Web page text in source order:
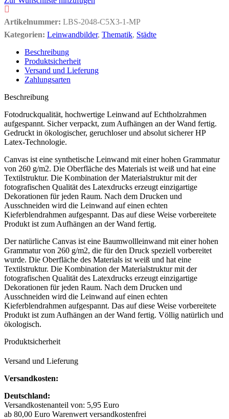
Artikelnummer: LBS-2048-C5X3-1-MP
Kategorien: Leinwandbilder, Thematik, Städte
Beschreibung
Produktsicherheit
Versand und Lieferung
Zahlungsarten
Beschreibung
Fotodruckqualität, hochwertige Leinwand auf Echtholzrahmen
aufgespannt. Sicher verpackt, zum Aufhängen an der Wand fertig.
Gedruckt in ökologischer, geruchloser und absolut sicherer HP
Latex-Technologie.
Canvas ist eine synthetische Leinwand mit einer hohen Grammatur
von 260 g/m2. Die Oberfläche des Materials ist weiß und hat eine
Textilstruktur. Die Kombination der Materialstruktur mit der
fotografischen Qualität des Latexdrucks erzeugt einzigartige
Dekorationen für jeden Raum. Nach dem Drucken und
Ausschneiden wird die Leinwand auf einen echten
Kieferblendrahmen aufgespannt. Das auf diese Weise vorbereitete
Produkt ist zum Aufhängen an der Wand fertig.
Der natürliche Canvas ist eine Baumwollleinwand mit einer hohen
Grammatur von 260 g/m2, die für den Druck speziell vorbereitet
wurde. Die Oberfläche des Materials ist weiß und hat eine
Textilstruktur. Die Kombination der Materialstruktur mit der
fotografischen Qualität des Latexdrucks erzeugt einzigartige
Dekorationen für jeden Raum. Nach dem Drucken und
Ausschneiden wird die Leinwand auf einen echten
Kieferblendrahmen aufgespannt. Das auf diese Weise vorbereitete
Produkt ist zum Aufhängen an der Wand fertig. Völlig natürlich und
ökologisch.
Produktsicherheit
Versand und Lieferung
Versandkosten:
Deutschland:
Versandkostenanteil von: 5,95 Euro
ab 80,00 Euro Warenwert versandkostenfrei